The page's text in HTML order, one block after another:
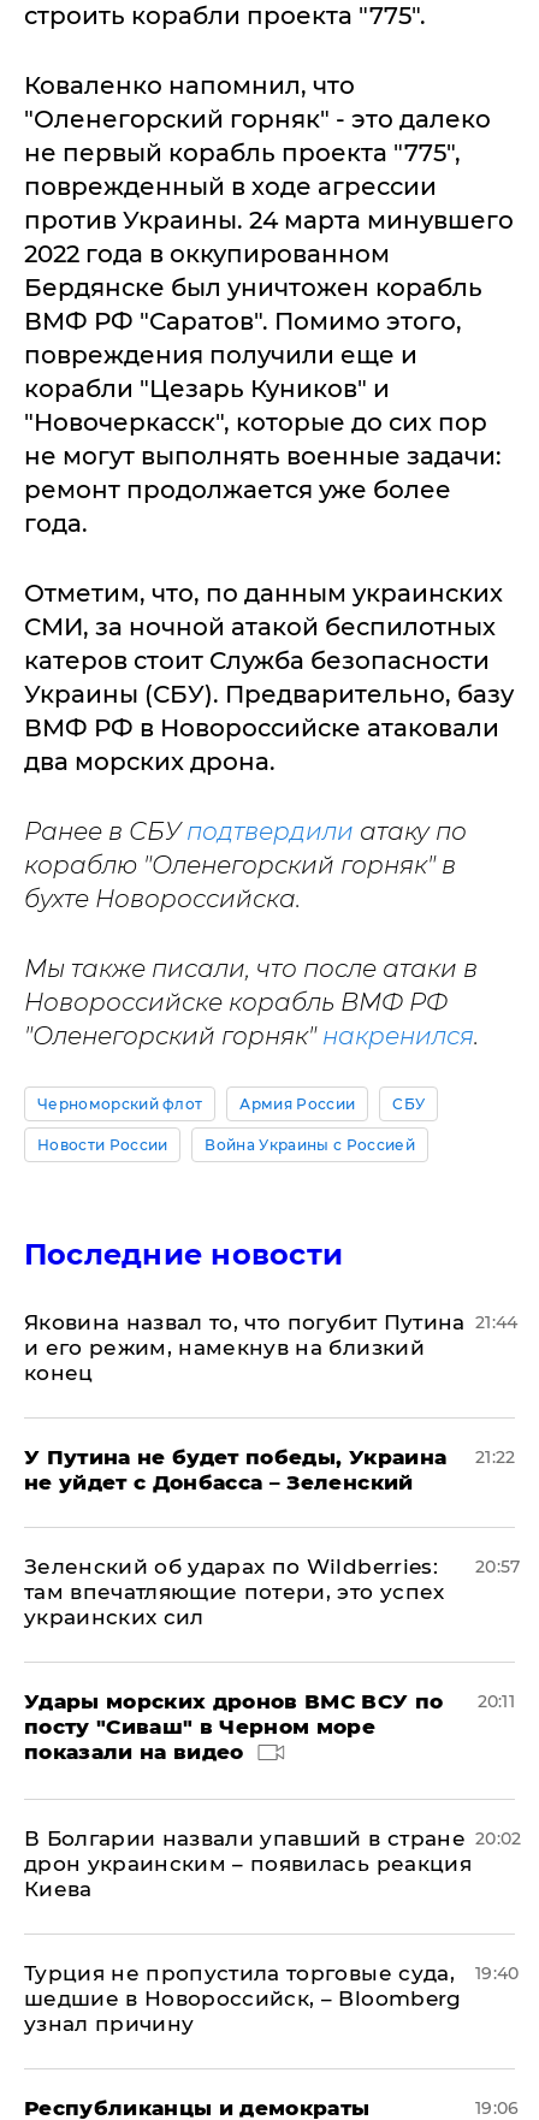
строить корабли проекта "775".
Коваленко напомнил, что
"Оленегорский горняк" - это далеко
не первый корабль проекта "775",
поврежденный в ходе агрессии
против Украины. 24 марта минувшего
2022 года в оккупированном
Бердянске был уничтожен корабль
ВМФ РФ "Саратов". Помимо этого,
повреждения получили еще и
корабли "Цезарь Куников" и
"Новочеркасск", которые до сих пор
не могут выполнять военные задачи:
ремонт продолжается уже более
года.
Отметим, что, по данным украинских
СМИ, за ночной атакой беспилотных
катеров стоит Служба безопасности
Украины (СБУ). Предварительно, базу
ВМФ РФ в Новороссийске атаковали
два морских дрона.
Ранее в СБУподтвердили атаку по
кораблю "Оленегорский горняк" в
бухте Новороссийска.
Мы также писали, что после атаки в
Новороссийске корабль ВМФ РФ
"Оленегорский горняк" накренился.
Черноморский флот Армия России СБУ
Новости России Война Украины с Россией
Последние новости
Яковина назвал то, что погубит Путина
и его режим, намекнув на близкий
конец
21:44
У Путина не будет победы, Украина
не уйдет с Донбасса – Зеленский
21:22
Зеленский об ударах по Wildberries:
там впечатляющие потери, это успех
украинских сил
20:57
Удары морских дронов ВМС ВСУ по
посту "Сиваш" в Черном море
показали на видео
20:11
В Болгарии назвали упавший в стране
дрон украинским – появилась реакция
Киева
20:02
Турция не пропустила торговые суда,
шедшие в Новороссийск, – Bloomberg
узнал причину
19:40
Республиканцы и демократы 19:06